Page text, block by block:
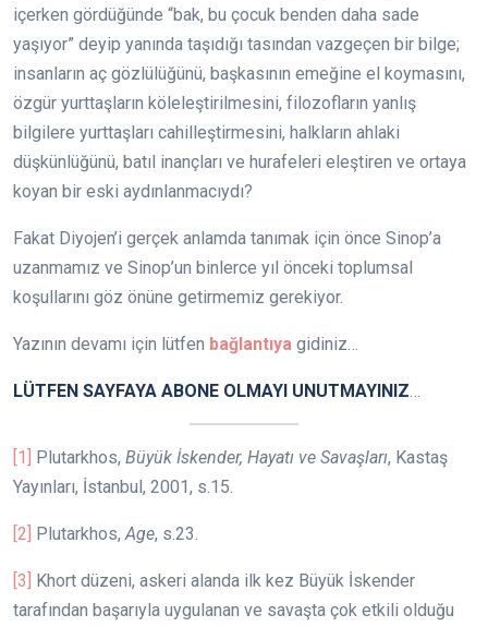
içerken gördüğünde “bak, bu çocuk benden daha sade
yaşıyor” deyip yanında taşıdığı tasından vazgeçen bir bilge;
insanların aç gözlülüğünü, başkasının emeğine el koymasını,
özgür yurttaşların köleleştirilmesini, filozofların yanlış
bilgilere yurttaşları cahilleştirmesini, halkların ahlaki
düşkünlüğünü, batıl inançları ve hurafeleri eleştiren ve ortaya
koyan bir eski aydınlanmacıydı?
Fakat Diyojen’i gerçek anlamda tanımak için önce Sinop’a
uzanmamız ve Sinop’un binlerce yıl önceki toplumsal
koşullarını göz önüne getirmemiz gerekiyor.
Yazının devamı için lütfen bağlantıya gidiniz…
LÜTFEN SAYFAYA ABONE OLMAYI UNUTMAYINIZ…
[1] Plutarkhos, Büyük İskender, Hayatı ve Savaşları, Kastaş
Yayınları, İstanbul, 2001, s.15.
[2] Plutarkhos,Age, s.23.
[3]
Khort düzeni, askeri alanda ilk kez Büyük İskender
tarafından başarıyla uygulanan ve savaşta çok etkili olduğu